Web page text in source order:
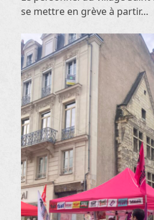
se mettre en grève à partir…